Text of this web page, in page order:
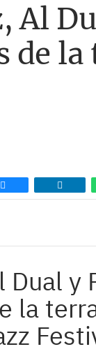
Al
de la
Dual y
la